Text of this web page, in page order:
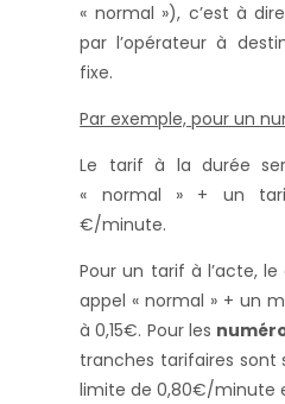
« normal »), c’est à
par l’opérateur à
fixe.
Par exemple, pour un
Le tarif à la durée
« normal » + un
€/minute.
Pour un tarif à l’acte,
appel « normal » + un
à 0,15€. Pour les
tranches tarifaires sont
limite de 0,80€/minute